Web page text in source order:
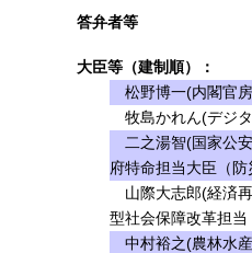
答弁者等
大臣等（建制順）：
松野博一(内閣官
牧島かれん(デジ
二之湯智(国家公
府特命担当大臣（
山際大志郎(経済
型社会保障改革担
中村裕之(農林水